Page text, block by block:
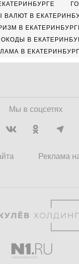
ВАЛЮТ В
В
В
В
Мы в соцсетях
Реклама